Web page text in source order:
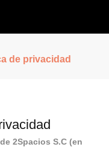
de privacidad
2Spacios S.C (en